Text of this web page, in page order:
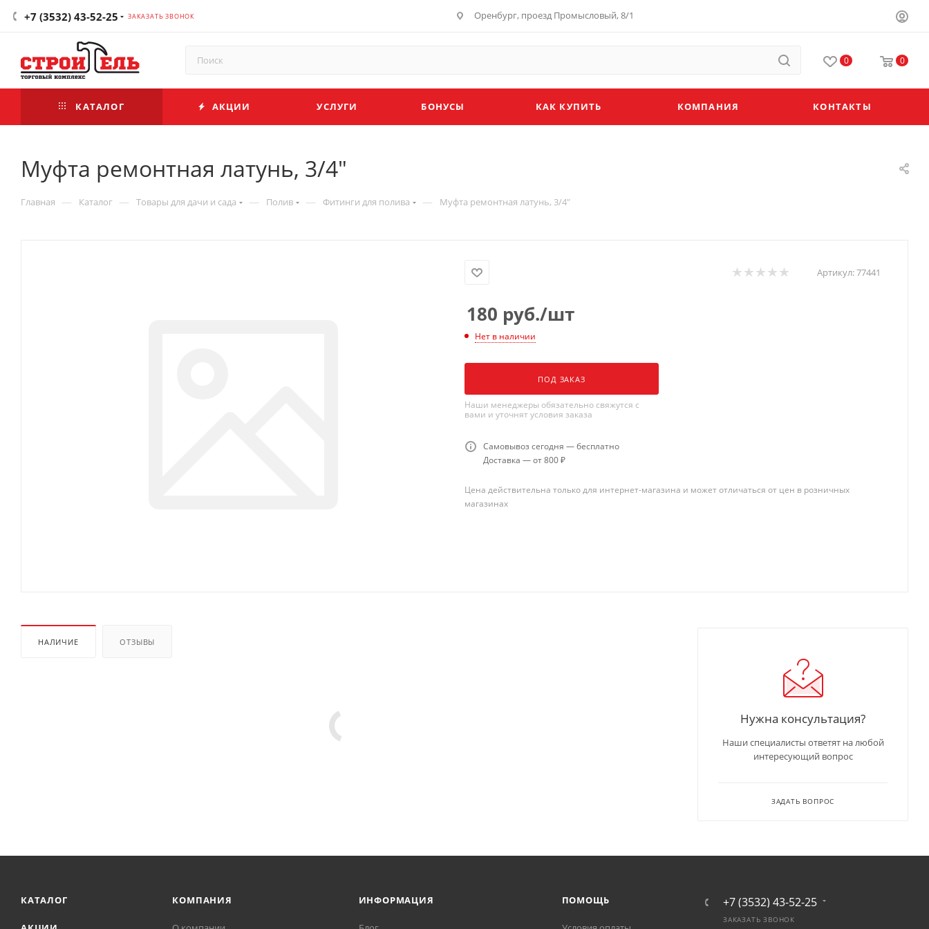
+7 (3532) 43-52-25 ЗАКАЗАТЬ ЗВОНОК Оренбург, проезд Промысловый, 8/1
0 0
КАТАЛОГ АКЦИИ УСЛУГИ БОНУСЫ КАК КУПИТЬ КОМПАНИЯ КОНТАКТЫ
Муфта ремонтная латунь, 3/4"
Главная — Каталог — Товары для дачи и сада — Полив — Фитинги для полива — Муфта ремонтная латунь, 3/4"
Артикул:77441
180 руб./шт
Нет в наличии
ПОД ЗАКАЗ
Наши менеджеры обязательно свяжутся с
вами и уточнят условия заказа
Самовывоз сегодня — бесплатно
Доставка — от 800 ₽
Цена действительна только для интернет-магазина и может отличаться от цен в розничных
магазинах
НАЛИЧИЕ ОТЗЫВЫ
Нужна консультация?
Наши специалисты ответят на любой
интересующий вопрос
ЗАДАТЬ ВОПРОС
КАТАЛОГ КОМПАНИЯ ИНФОРМАЦИЯ ПОМОЩЬ +7 (3532) 43-52-25
ЗАКАЗАТЬ ЗВОНОК